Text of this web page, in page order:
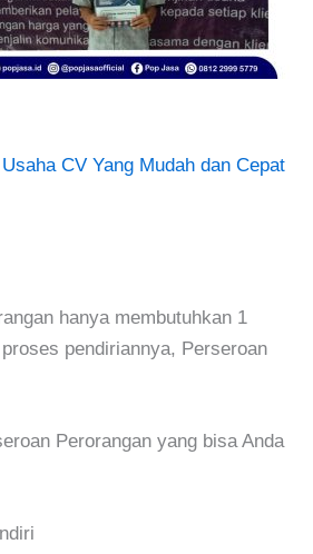
CV Yang Mudah dan Cepat
hanya membutuhkan 1
pendiriannya, Perseroan
Perorangan yang bisa Anda